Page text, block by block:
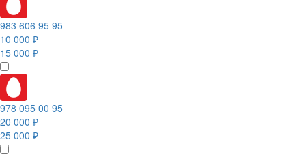
983 606 95 95
10 000 ₽
15 000 ₽
978 095 00 95
20 000 ₽
25 000 ₽